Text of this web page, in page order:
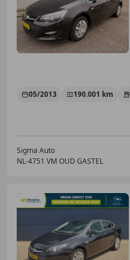
05/2013 190.001 km
Sigma Auto
NL-4751 VM OUD GASTEL